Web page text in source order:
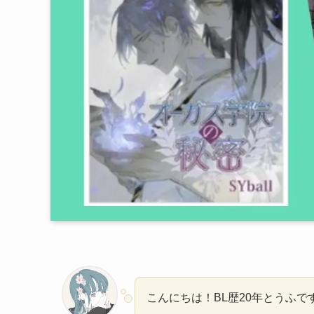
こんにちは！BL歴20年とうふで